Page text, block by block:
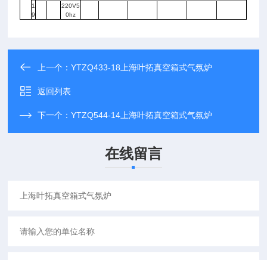
1
9
220V5
0hz
上一个：YTZQ433-18上海叶拓真空箱式气氛炉
返回列表
下一个：YTZQ544-14上海叶拓真空箱式气氛炉
在线留言